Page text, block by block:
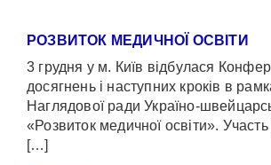
РОЗВИТОК МЕДИЧНОЇ ОСВІТИ
3 грудня у м. Київ відбулася
досягнень і наступних кроків в
Наглядової ради Україно-
«Розвиток медичної освіти». Участь
[…]